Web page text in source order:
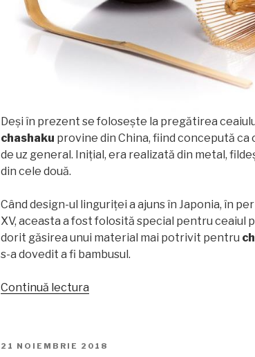
Deși în prezent se folosește la pregătirea
chashaku provine din China, fiind concepută ca
de uz general. Inițial, era realizată din metal,
din cele două.
Când design-ul linguriței a ajuns în Japonia, în
XV, aceasta a fost folosită special pentru ceaiul
dorit găsirea unui material mai potrivit pentru
s-a dovedit a fi bambusul.
Continuă lectura
PUBLICAT
21 NOIEMBRIE 2018